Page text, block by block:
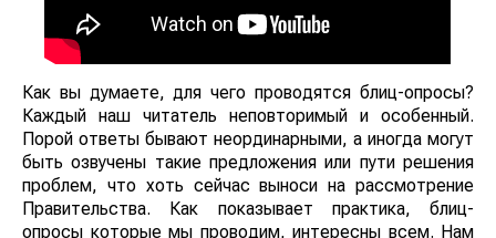
Как вы думаете, для чего проводятся блиц-опросы?
Каждый наш читатель неповторимый и особенный.
Порой ответы бывают неординарными, а иногда могут
быть озвучены такие предложения или пути решения
проблем, что хоть сейчас выноси на рассмотрение
Правительства. Как показывает практика, блиц-
опросы которые мы проводим, интересны всем. Нам